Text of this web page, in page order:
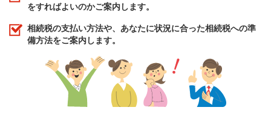
をすればよいのかご案内します。
相続税の支払い方法や、あなたに状況に合った相続税への準
備方法をご案内します。